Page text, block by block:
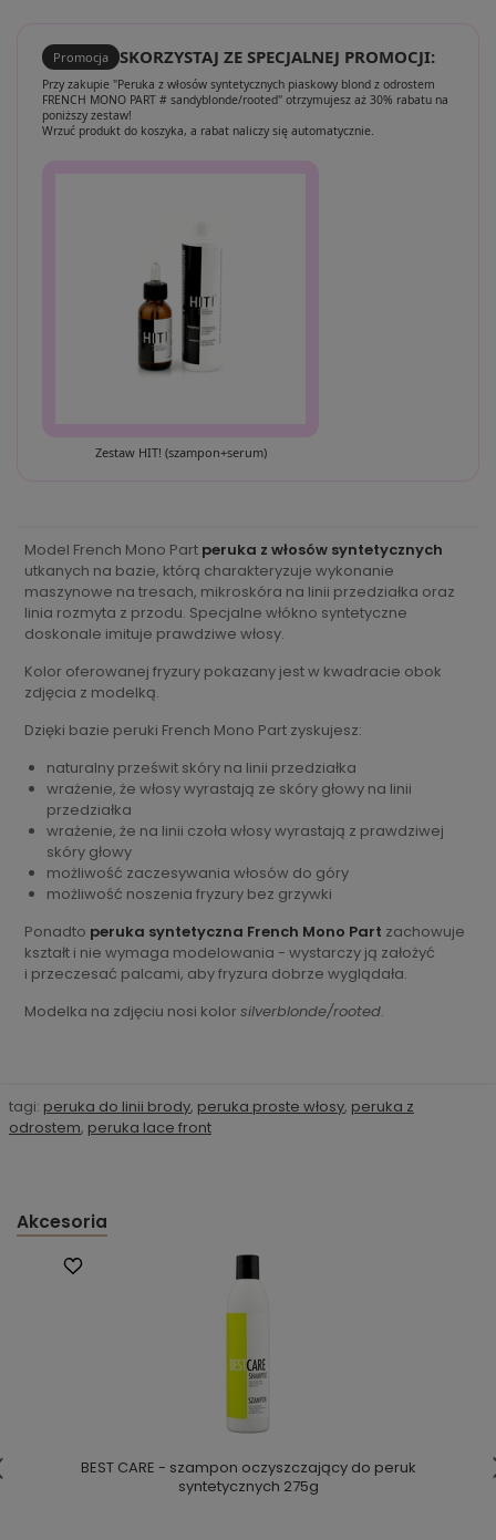
Promocja SKORZYSTAJ ZE SPECJALNEJ PROMOCJI:
Przy zakupie "Peruka z włosów syntetycznych piaskowy blond z odrostem
FRENCH MONO PART # sandyblonde/rooted" otrzymujesz aż 30% rabatu na
poniższy zestaw!
Wrzuć produkt do koszyka, a rabat naliczy się automatycznie.
Zestaw HIT! (szampon+serum)
Model French Mono Part peruka z włosów syntetycznych
utkanych na bazie, którą charakteryzuje wykonanie
maszynowe na tresach, mikroskóra na linii przedziałka oraz
linia rozmyta z przodu. Specjalne włókno syntetyczne
doskonale imituje prawdziwe włosy.
Kolor oferowanej fryzury pokazany jest w kwadracie obok
zdjęcia z modelką.
Dzięki bazie peruki French Mono Part zyskujesz:
naturalny prześwit skóry na linii przedziałka
wrażenie, że włosy wyrastają ze skóry głowy na linii
przedziałka
wrażenie, że na linii czoła włosy wyrastają z prawdziwej
skóry głowy
możliwość zaczesywania włosów do góry
możliwość noszenia fryzury bez grzywki
Ponadto peruka syntetyczna French Mono Part zachowuje
kształt i nie wymaga modelowania - wystarczy ją założyć
i przeczesać palcami, aby fryzura dobrze wyglądała.
Modelka na zdjęciu nosi kolor silverblonde/rooted.
tagi: peruka do linii brody, peruka proste włosy, peruka z
odrostem, peruka lace front
Akcesoria
BEST CARE - szampon oczyszczający do peruk
syntetycznych 275g